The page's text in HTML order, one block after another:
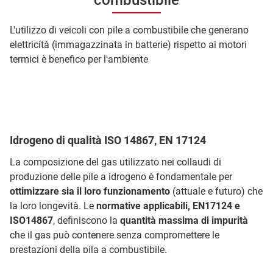
L'utilizzo di veicoli con pile a combustibile che generano
elettricità (immagazzinata in batterie) rispetto ai motori
termici è benefico per l'ambiente
Idrogeno di qualità ISO 14867, EN 17124
La composizione del gas utilizzato nei collaudi di
produzione delle pile a idrogeno è fondamentale per
ottimizzare sia il loro funzionamento (attuale e futuro) che
la loro longevità. Le normative applicabili, EN17124 e
ISO14867, definiscono la quantità massima di impurità
che il gas può contenere senza compromettere le
prestazioni della pila a combustibile.